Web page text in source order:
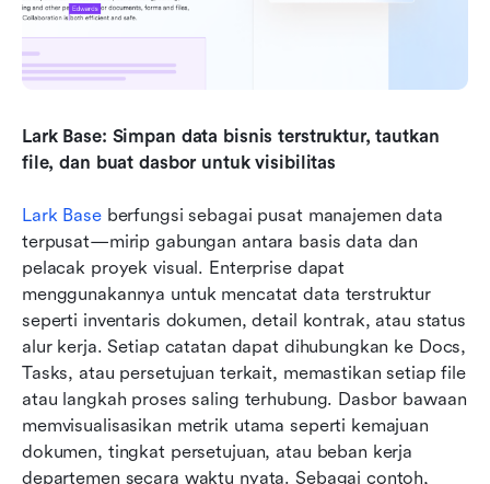
Lark Base: Simpan data bisnis terstruktur, tautkan
file, dan buat dasbor untuk visibilitas
Lark Base berfungsi sebagai pusat manajemen data
terpusat—mirip gabungan antara basis data dan
pelacak proyek visual. Enterprise dapat
menggunakannya untuk mencatat data terstruktur
seperti inventaris dokumen, detail kontrak, atau status
alur kerja. Setiap catatan dapat dihubungkan ke Docs,
Tasks, atau persetujuan terkait, memastikan setiap file
atau langkah proses saling terhubung. Dasbor bawaan
memvisualisasikan metrik utama seperti kemajuan
dokumen, tingkat persetujuan, atau beban kerja
departemen secara waktu nyata. Sebagai contoh,